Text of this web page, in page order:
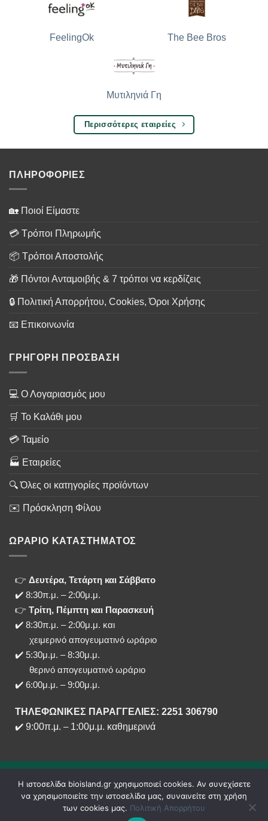
FeelingOk The Bee Bros
Μυτιληνιά Γη
Περισσότερες εταιρείες
ΠΛΗΡΟΦΟΡΙΕΣ
🏡 Ποιοί Είμαστε
💳 Τρόποι Πληρωμής
📦 Τρόποι Αποστολής
🎁 Πόντοι Ανταμοιβής & 7 τρόποι να κερδίζεις
🔒 Πολιτική Απορρήτου, Cookies, Όροι Χρήσης
📧 Επικοινωνία
ΓΡΗΓΟΡΗ ΠΡΟΣΒΑΣΗ
💻 Ο Λογαριασμός μου
🛒 Το Καλάθι μου
💳 Ταμείο
🏭 Εταιρείες
🔍 Όλες οι κατηγορίες προϊόντων
✉️ Πρόσκληση Φίλου
ΩΡΑΡΙΟ ΚΑΤΑΣΤΗΜΑΤΟΣ
👉 Δευτέρα, Τετάρτη και Σάββατο
✔️ 8:30π.μ. – 2:00μ.μ.
👉 Τρίτη, Πέμπτη και Παρασκευή
✔️ 8:30π.μ. – 2:00μ.μ. και
χειμερινό απογευματινό ωράριο
✔️ 5:30μ.μ. – 8:30μ.μ.
θερινό απογευματινό ωράριο
✔️ 6:00μ.μ. – 9:00μ.μ.
ΤΗΛΕΦΩΝΙΚΕΣ ΠΑΡΑΓΓΕΛΙΕΣ: 2251 306790
✔️ 9:00π.μ. –1:00μ.μ. καθημερινά
Η ιστοσελίδα bioisland.gr χρησιμοποιεί cookies. Αν συνεχίσετε
να χρησιμοποιείτε την ιστοσελίδα μας, συναινείτε στη χρήση
των cookies μας. Πολιτική Απορρήτου